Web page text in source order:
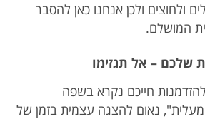
ולחוצים ולכן אנחנו כאן להסבר
המושלם.
שלכם – אל תגזימו
חייכם נקרא בשפה
נאום להצגה עצמית בזמן של